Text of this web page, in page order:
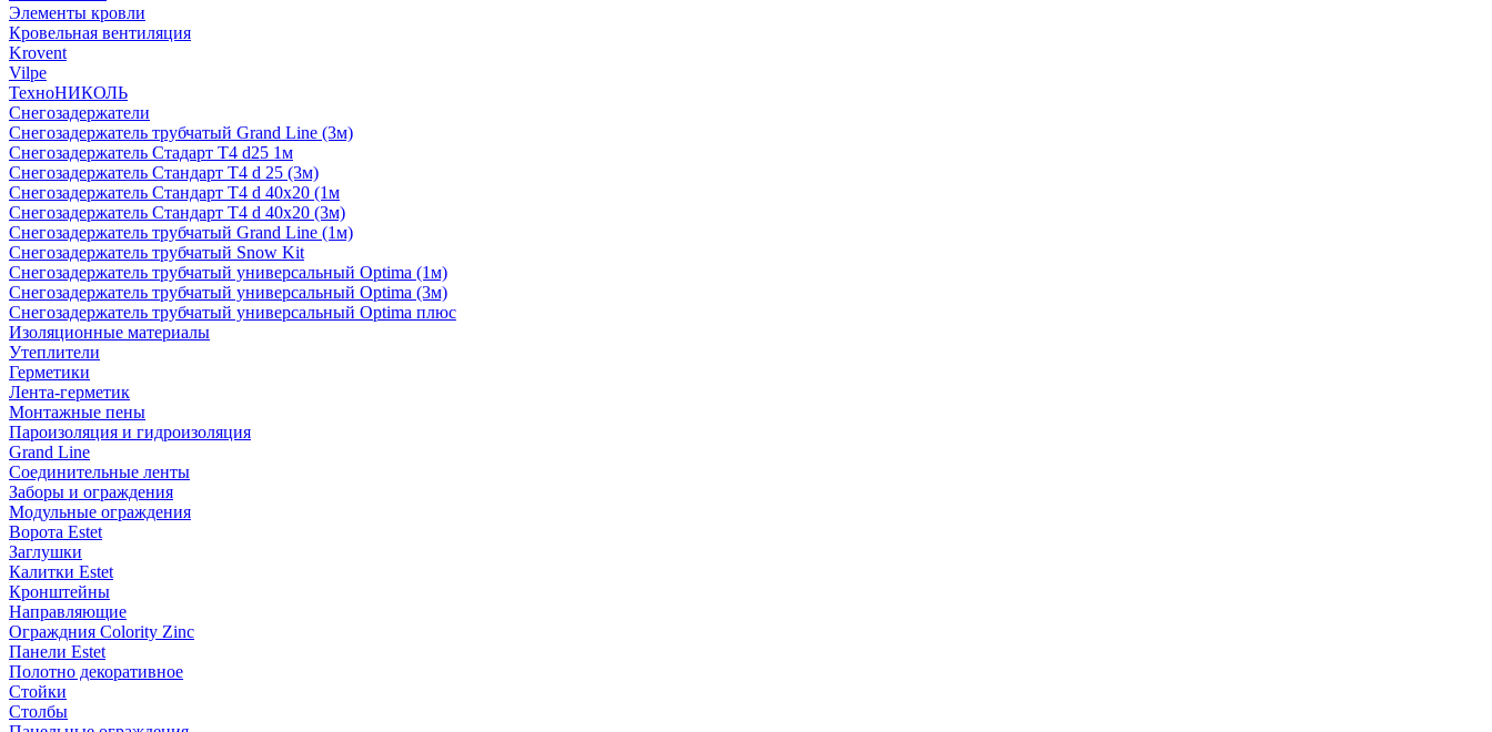
Элементы кровли
Кровельная вентиляция
Krovent
Vilpe
ТехноНИКОЛЬ
Снегозадержатели
Снегозадержатель трубчатый Grand Line (3м)
Снегозадержатель Стадарт Т4 d25 1м
Снегозадержатель Стандарт Т4 d 25 (3м)
Снегозадержатель Стандарт Т4 d 40х20 (1м
Снегозадержатель Стандарт Т4 d 40х20 (3м)
Снегозадержатель трубчатый Grand Line (1м)
Снегозадержатель трубчатый Snow Kit
Снегозадержатель трубчатый универсальный Optima (1м)
Снегозадержатель трубчатый универсальный Optima (3м)
Снегозадержатель трубчатый универсальный Optima плюс
Изоляционные материалы
Утеплители
Герметики
Лента-герметик
Монтажные пены
Пароизоляция и гидроизоляция
Grand Line
Соединительные ленты
Заборы и ограждения
Модульные ограждения
Ворота Estet
Заглушки
Калитки Estet
Кронштейны
Направляющие
Ограждния Colority Zinc
Панели Estet
Полотно декоративное
Стойки
Столбы